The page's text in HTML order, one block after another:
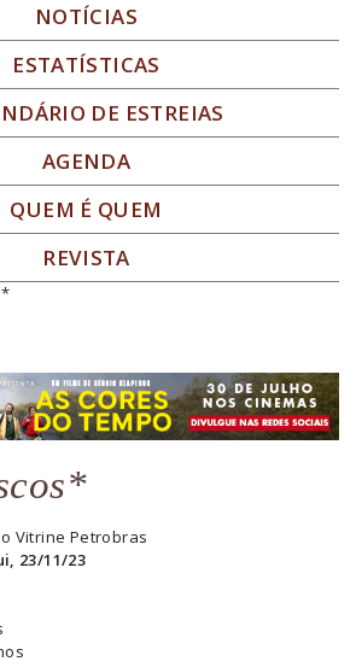
NOTÍCIAS
ESTATÍSTICAS
DE ESTREIAS
AGENDA
QUEM É QUEM
REVISTA
Vitrine Petrobras
23/11/23